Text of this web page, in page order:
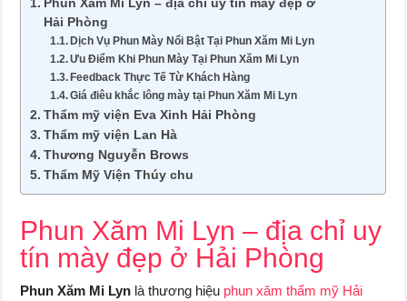
Phun Xăm Mi Lyn – địa chỉ uy tín mày đẹp ở
Hải Phòng
Dịch Vụ Phun Mày Nổi Bật Tại Phun Xăm Mi Lyn
Ưu Điểm Khi Phun Mày Tại Phun Xăm Mi Lyn
Feedback Thực Tế Từ Khách Hàng
Giá điêu khắc lông mày tại Phun Xăm Mi Lyn
Thẩm mỹ viện Eva Xinh Hải Phòng
Thẩm mỹ viện Lan Hà
Thương Nguyễn Brows
Thẩm Mỹ Viện Thúy chu
Phun Xăm Mi Lyn – địa chỉ uy
tín mày đẹp ở Hải Phòng
Phun Xăm Mi Lyn là thương hiệu phun xăm thẩm mỹ Hải